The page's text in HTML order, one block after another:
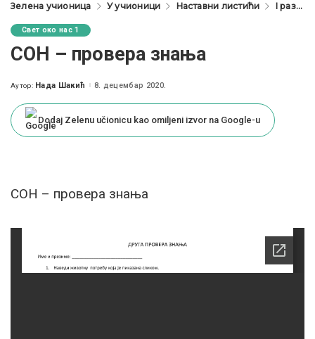
Зелена учионица У учионици Наставни листићи I разред
Свет око нас 1
СОН – провера знања
Posted
Аутор: Нада Шакић 8. децембар 2020.
Dodaj Zelenu učionicu kao omiljeni izvor na Google-u
СОН – провера знања